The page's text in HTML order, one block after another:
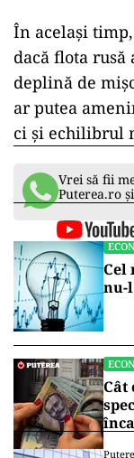
În același
dacă flota
deplină de
ar putea
ci și echilibrul
Vrei să fii
Puterea.ro
Cel
nu-
Cât